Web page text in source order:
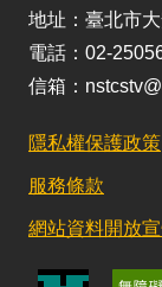
地址：臺北市
電話：02-
信箱：
隱私權保護政策
服務條款
網站資料開放